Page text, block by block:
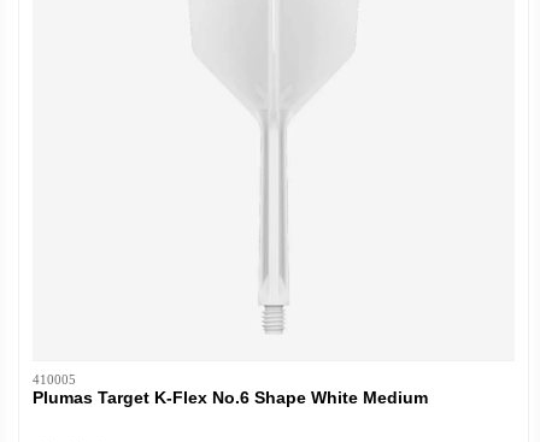
410005
Plumas Target K-Flex No.6 Shape White Medium